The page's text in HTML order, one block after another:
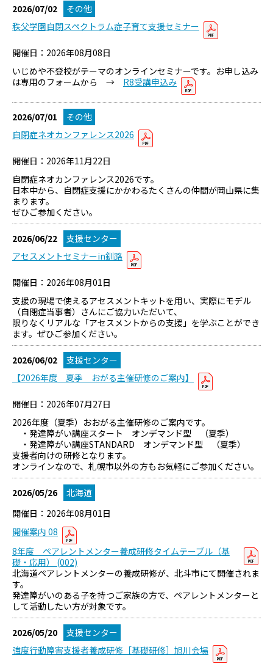
2026/07/02
その他
秩父学園自閉スペクトラム症子育て支援セミナー
開催日：2026年08月08日
いじめや不登校がテーマのオンラインセミナーです。お申し込み
は専用のフォームから → R8受講申込み
2026/07/01
その他
自閉症ネオカンファレンス2026
開催日：2026年11月22日
自閉症ネオカンファレンス2026です。
日本中から、自閉症支援にかかわるたくさんの仲間が岡山県に集
まります。
ぜひご参加ください。
2026/06/22
支援センター
アセスメントセミナーin釧路
開催日：2026年08月01日
支援の現場で使えるアセスメントキットを用い、実際にモデル
（自閉症当事者）さんにご協力いただいて、
限りなくリアルな「アセスメントからの支援」を学ぶことができ
ます。ぜひご参加ください。
2026/06/02
支援センター
【2026年度 夏季 おがる主催研修のご案内】
開催日：2026年07月27日
2026年度（夏季）おおがる主催研修のご案内です。
・発達障がい講座スタート オンデマンド型 （夏季）
・発達障がい講座STANDARD オンデマンド型 （夏季）
支援者向けの研修となります。
オンラインなので、札幌市以外の方もお気軽にご参加ください。
2026/05/26
北海道
開催日：2026年08月01日
開催案内 08
8年度 ペアレントメンター養成研修タイムテーブル（基
礎・応用） (002)
北海道ペアレントメンターの養成研修が、北斗市にて開催されま
す。
発達障がいのある子を持つご家族の方で、ペアレントメンターと
して活動したい方が対象です。
2026/05/20
支援センター
強度行動障害支援者養成研修［基礎研修］旭川会場